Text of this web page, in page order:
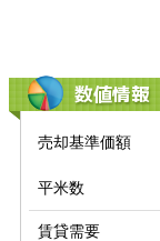
数値情報
売却基準価額
平米数
賃貸需要